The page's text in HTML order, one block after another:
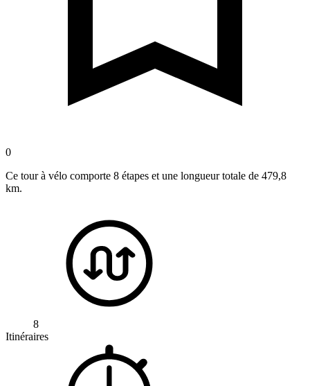
0
Ce tour à vélo comporte 8 étapes et une longueur totale de 479,8
km.
8
Itinéraires